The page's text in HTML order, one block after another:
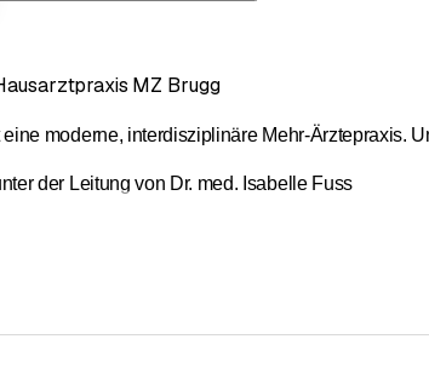
MZ Brugg
moderne, interdisziplinäre Mehr-Ärztepraxis.
der Leitung von Dr. med. Isabelle Fuss
med. Lukas Villiger & DiaMon Baden-Dättwil